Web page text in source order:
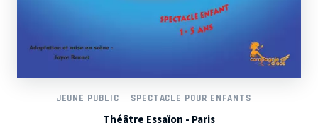
JEUNE PUBLIC SPECTACLE POUR ENFANTS
Théâtre Essaïon - Paris